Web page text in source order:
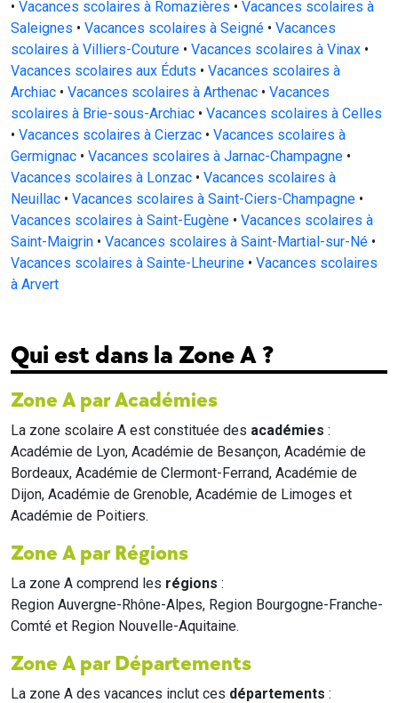
• Vacances scolaires à Romazières • Vacances scolaires à
Saleignes • Vacances scolaires à Seigné • Vacances
scolaires à Villiers-Couture • Vacances scolaires à Vinax •
Vacances scolaires aux Éduts • Vacances scolaires à
Archiac • Vacances scolaires à Arthenac • Vacances
scolaires à Brie-sous-Archiac • Vacances scolaires à Celles
• Vacances scolaires à Cierzac • Vacances scolaires à
Germignac • Vacances scolaires à Jarnac-Champagne •
Vacances scolaires à Lonzac • Vacances scolaires à
Neuillac • Vacances scolaires à Saint-Ciers-Champagne •
Vacances scolaires à Saint-Eugène • Vacances scolaires à
Saint-Maigrin • Vacances scolaires à Saint-Martial-sur-Né •
Vacances scolaires à Sainte-Lheurine • Vacances scolaires
à Arvert
Qui est dans la Zone A ?
Zone A par Académies
La zone scolaire A est constituée des académies :
Académie de Lyon, Académie de Besançon, Académie de
Bordeaux, Académie de Clermont-Ferrand, Académie de
Dijon, Académie de Grenoble, Académie de Limoges et
Académie de Poitiers.
Zone A par Régions
La zone A comprend les régions :
Region Auvergne-Rhône-Alpes, Region Bourgogne-Franche-
Comté et Region Nouvelle-Aquitaine.
Zone A par Départements
La zone A des vacances inclut ces départements :